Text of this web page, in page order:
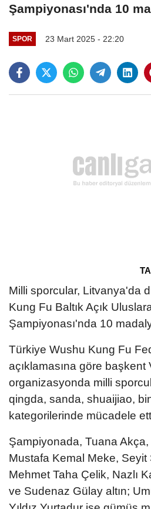
Şampiyonası'nda 10
SPOR 23 Mart 2025 - 22:20
Milli sporcular, Litvanya'da
Kung Fu Baltık Açık
Şampiyonası'nda 10
Türkiye Wushu Kung Fu
açıklamasına göre başkent
organizasyonda milli
qingda, sanda, shuaijiao,
kategorilerinde mücadele
Şampiyonada, Tuana
Mustafa Kemal Meke, Seyit
Mehmet Taha Çelik, Nazlı
ve Sudenaz Gülay altın;